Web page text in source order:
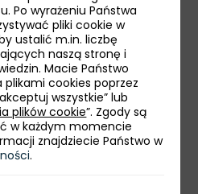
i Handlu
i Handlu (PAIH) jest
w skład Grupy
(PFR). To pierwszy
i inwestorów.
jak i poprzez sieć biur
rozpoznawalność
Po wyrażeniu Państwa
pliki cookie w
ustalić m.in. liczbę
naszą stronę i
Macie Państwo
plikami cookies poprzez
wszystkie” lub
plików cookie”. Zgody są
w każdym momencie
znajdziecie Państwo w
.